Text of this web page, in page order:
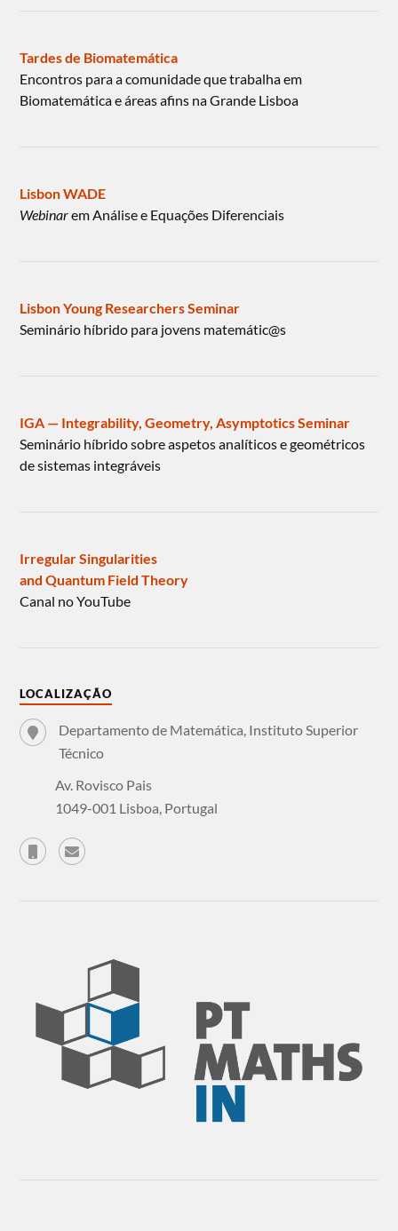
Tardes de Biomatemática
Encontros para a comunidade que trabalha em
Biomatemática e áreas afins na Grande Lisboa
Lisbon WADE
Webinarem Análise e Equações Diferenciais
Lisbon Young Researchers Seminar
Seminário híbrido para jovens matemátic@s
IGA — Integrability, Geometry, Asymptotics Seminar
Seminário híbrido sobre aspetos analíticos e geométricos
de sistemas integráveis
Irregular Singularities
and Quantum Field Theory
Canal no YouTube
LOCALIZAÇÃO
Departamento de Matemática, Instituto Superior
Técnico
Av. Rovisco Pais
1049-001 Lisboa, Portugal